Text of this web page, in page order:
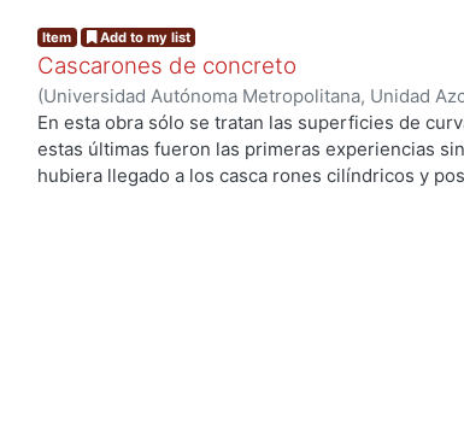
Item Add to my list
Cascarones de concreto
(Universidad Autónoma Metropolitana, Unidad
Artes para el Diseño, Departamento de
Secretaria de Educación Pública, 1987)Tonda
En esta obra sólo se tratan las superficies de
estas últimas fueron las primeras experiencias
hubiera llegado a los casca rones cilíndricos y